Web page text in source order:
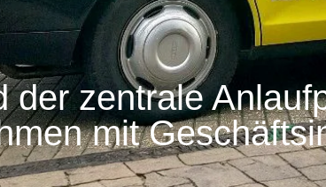
der zentrale
mit